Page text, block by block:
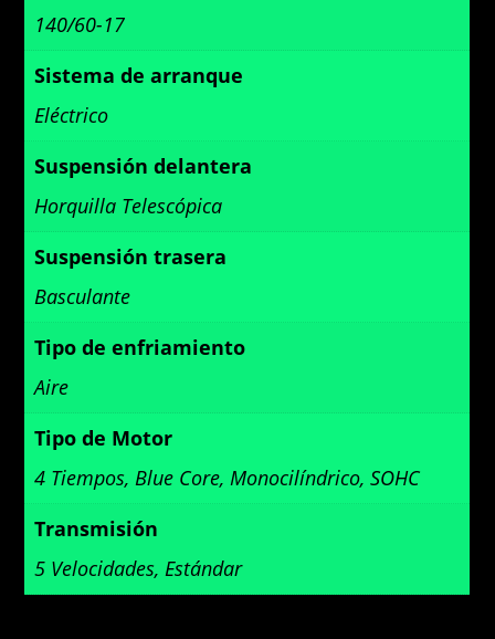
140/60-17
Sistema de arranque
Eléctrico
Suspensión delantera
Horquilla Telescópica
Suspensión trasera
Basculante
Tipo de enfriamiento
Aire
Tipo de Motor
4 Tiempos, Blue Core, Monocilíndrico, SOHC
Transmisión
5 Velocidades, Estándar